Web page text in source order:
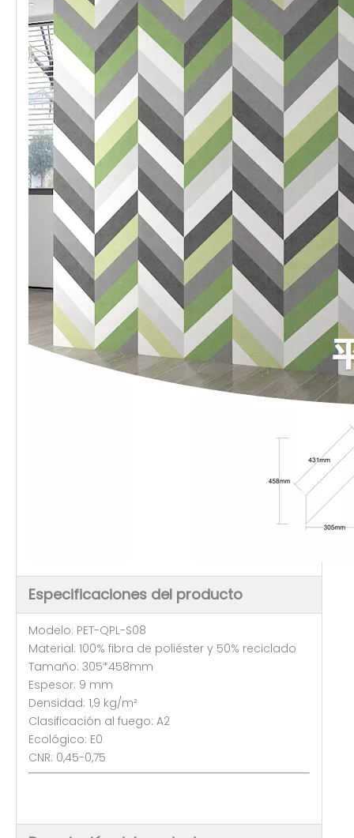
Especificaciones del producto
Modelo: PET-QPL-S08
Material: 100% fibra de poliéster y 50% reciclado
Tamaño: 305*458mm
Espesor: 9 mm
Densidad: 1,9 kg/m²
Clasificación al fuego: A2
Ecológico: E0
CNR: 0,45-0,75